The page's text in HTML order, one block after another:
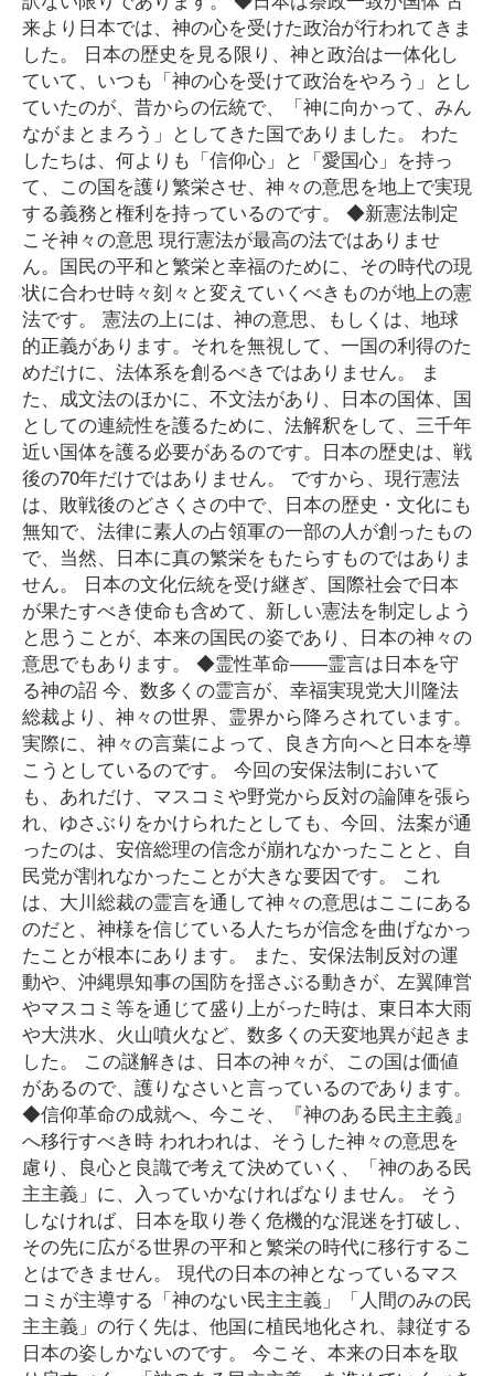
来より日本では、神の心を受けた政治が行われてきま
した。 日本の歴史を見る限り、神と政治は一体化し
ていて、いつも「神の心を受けて政治をやろう」とし
ていたのが、昔からの伝統で、「神に向かって、みん
ながまとまろう」としてきた国でありました。 わた
したちは、何よりも「信仰心」と「愛国心」を持っ
て、この国を護り繁栄させ、神々の意思を地上で実現
する義務と権利を持っているのです。 ◆新憲法制定
こそ神々の意思 現行憲法が最高の法ではありませ
ん。国民の平和と繁栄と幸福のために、その時代の現
状に合わせ時々刻々と変えていくべきものが地上の憲
法です。 憲法の上には、神の意思、もしくは、地球
的正義があります。それを無視して、一国の利得のた
めだけに、法体系を創るべきではありません。 ま
た、成文法のほかに、不文法があり、日本の国体、国
としての連続性を護るために、法解釈をして、三千年
近い国体を護る必要があるのです。日本の歴史は、戦
後の70年だけではありません。 ですから、現行憲法
は、敗戦後のどさくさの中で、日本の歴史・文化にも
無知で、法律に素人の占領軍の一部の人が創ったもの
で、当然、日本に真の繁栄をもたらすものではありま
せん。 日本の文化伝統を受け継ぎ、国際社会で日本
が果たすべき使命も含めて、新しい憲法を制定しよう
と思うことが、本来の国民の姿であり、日本の神々の
意思でもあります。 ◆霊性革命――霊言は日本を守
る神の詔 今、数多くの霊言が、幸福実現党大川隆法
総裁より、神々の世界、霊界から降ろされています。
実際に、神々の言葉によって、良き方向へと日本を導
こうとしているのです。 今回の安保法制において
も、あれだけ、マスコミや野党から反対の論陣を張ら
れ、ゆさぶりをかけられたとしても、今回、法案が通
ったのは、安倍総理の信念が崩れなかったことと、自
民党が割れなかったことが大きな要因です。 これ
は、大川総裁の霊言を通して神々の意思はここにある
のだと、神様を信じている人たちが信念を曲げなかっ
たことが根本にあります。 また、安保法制反対の運
動や、沖縄県知事の国防を揺さぶる動きが、左翼陣営
やマスコミ等を通じて盛り上がった時は、東日本大雨
や大洪水、火山噴火など、数多くの天変地異が起きま
した。 この謎解きは、日本の神々が、この国は価値
があるので、護りなさいと言っているのであります。
◆信仰革命の成就へ、今こそ、『神のある民主主義』
へ移行すべき時 われわれは、そうした神々の意思を
慮り、良心と良識で考えて決めていく、「神のある民
主主義」に、入っていかなければなりません。 そう
しなければ、日本を取り巻く危機的な混迷を打破し、
その先に広がる世界の平和と繁栄の時代に移行するこ
とはできません。 現代の日本の神となっているマス
コミが主導する「神のない民主主義」「人間のみの民
主主義」の行く先は、他国に植民地化され、隷従する
日本の姿しかないのです。 今こそ、本来の日本を取